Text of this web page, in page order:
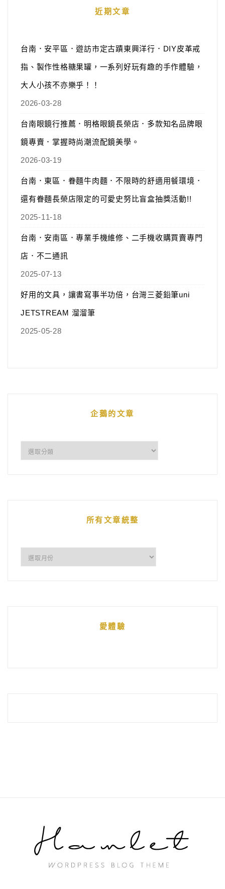
近期文章
台南．安平區．遊訪市定古蹟東興洋行．DIY皮革戒
指、製作性格糖果罐，一系列好玩有趣的手作體驗，
大人小孩不亦樂乎！！
2026-03-28
台南眼鏡行推薦．明格眼鏡長榮店．多款知名品牌眼
鏡專賣．掌握時尚潮流配鏡美學。
2026-03-19
台南．東區．眷麵牛肉麵．不限時的舒適用餐環境．
還有眷麵長榮店限定的可愛史努比盲盒抽獎活動!!
2025-11-18
台南．安南區．專業手機維修、二手機收購買賣專門
店．不二通訊
2025-07-13
好用的文具，讓書寫事半功倍，台灣三菱鉛筆uni
JETSTREAM 溜溜筆
2025-05-28
企鵝的文章
所有文章統整
愛體驗